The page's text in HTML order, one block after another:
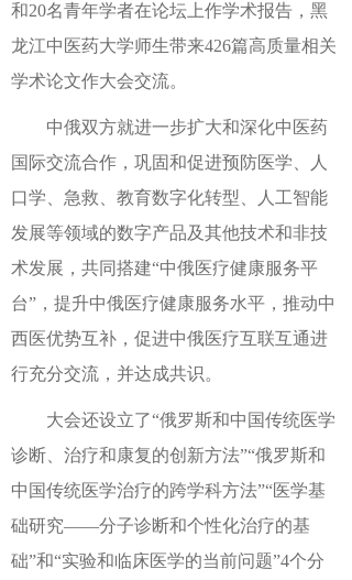
和20名青年学者在论坛上作学术报告，黑
龙江中医药大学师生带来426篇高质量相关
学术论文作大会交流。
中俄双方就进一步扩大和深化中医药
国际交流合作，巩固和促进预防医学、人
口学、急救、教育数字化转型、人工智能
发展等领域的数字产品及其他技术和非技
术发展，共同搭建“中俄医疗健康服务平
台”，提升中俄医疗健康服务水平，推动中
西医优势互补，促进中俄医疗互联互通进
行充分交流，并达成共识。
大会还设立了“俄罗斯和中国传统医学
诊断、治疗和康复的创新方法”“俄罗斯和
中国传统医学治疗的跨学科方法”“医学基
础研究——分子诊断和个性化治疗的基
础”和“实验和临床医学的当前问题”4个分